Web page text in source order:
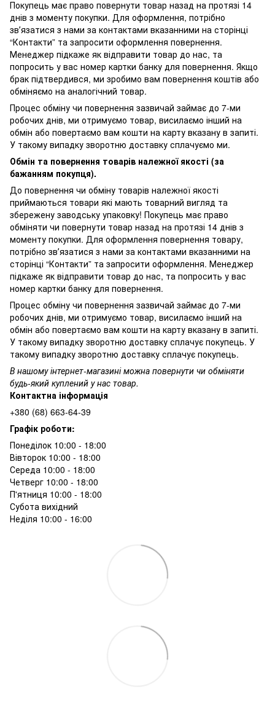
Покупець має право повернути товар назад на протязі 14
днів з моменту покупки. Для оформлення, потрібно
звʼязатися з нами за контактами вказанними на сторінці
“Контакти” та запросити оформлення повернення.
Менеджер підкаже як відправити товар до нас, та
попросить у вас номер картки банку для повернення. Якщо
брак підтвердився, ми зробимо вам повернення коштів або
обміняємо на аналогічний товар.
Процес обміну чи повернення зазвичай займає до 7-ми
робочих днів, ми отримуємо товар, висилаємо інший на
обмін або повертаємо вам кошти на карту вказану в запиті.
У такому випадку зворотню доставку сплачуємо ми.
Обмін та повернення товарів належної якості (за
бажанням покупця).
До повернення чи обміну товарів належної якості
приймаються товари які мають товарний вигляд та
збережену заводську упаковку! Покупець має право
обміняти чи повернути товар назад на протязі 14 днів з
моменту покупки. Для оформлення повернення товару,
потрібно звʼязатися з нами за контактами вказанними на
сторінці “Контакти” та запросити оформлення. Менеджер
підкаже як відправити товар до нас, та попросить у вас
номер картки банку для повернення.
Процес обміну чи повернення зазвичай займає до 7-ми
робочих днів, ми отримуємо товар, висилаємо інший на
обмін або повертаємо вам кошти на карту вказану в запиті.
У такому випадку зворотню доставку сплачує покупець. У
такому випадку зворотню доставку сплачує покупець.
В нашому інтернет-магазині можна повернути чи обміняти
будь-який куплений у нас товар.
Контактна інформація
+380 (68) 663-64-39
Графік роботи:
Понеділок 10:00 - 18:00
Вівторок 10:00 - 18:00
Середа 10:00 - 18:00
Четверг 10:00 - 18:00
П'ятниця 10:00 - 18:00
Субота вихідний
Неділя 10:00 - 16:00